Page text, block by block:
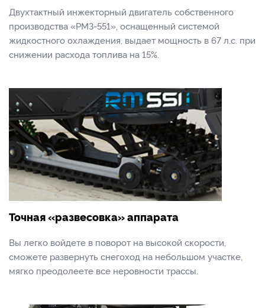
Двухтактный инжекторный двигатель собственного
производства «РМЗ-551», оснащенный системой
жидкостного охлаждения, выдает мощность в 67 л.с. при
снижении расхода топлива на 15%.
Точная «развесовка» аппарата
Вы легко войдете в поворот на высокой скорости,
сможете развернуть снегоход на небольшом участке,
мягко преодолеете все неровности трассы.